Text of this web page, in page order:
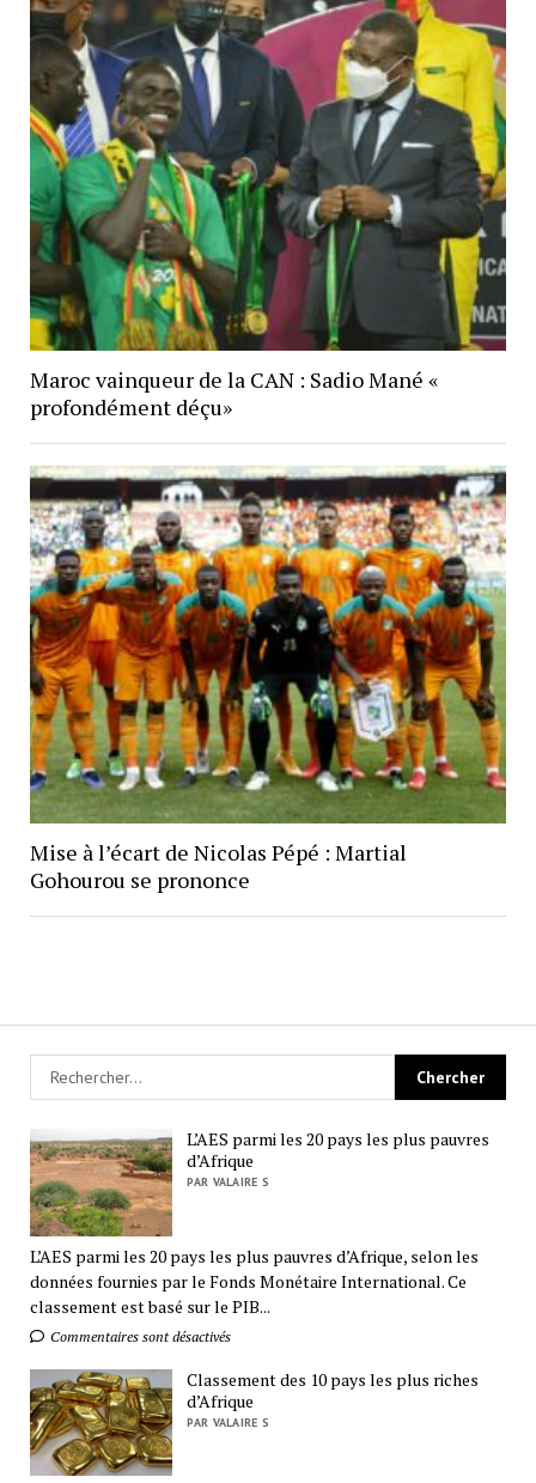
Maroc vainqueur de la CAN : Sadio Mané «
profondément déçu»
Mise à l’écart de Nicolas Pépé : Martial
Gohourou se prononce
L’AES parmi les 20 pays les plus pauvres
d’Afrique
PAR VALAIRE S
L’AES parmi les 20 pays les plus pauvres d’Afrique, selon les
données fournies par le Fonds Monétaire International. Ce
classement est basé sur le PIB...
Commentaires sont désactivés
Classement des 10 pays les plus riches
d’Afrique
PAR VALAIRE S